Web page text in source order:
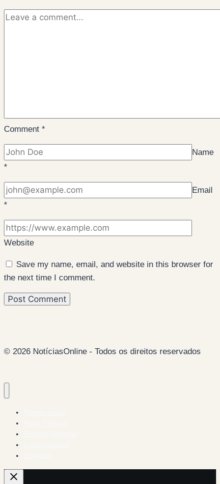
Comment *
Name
*
Email
*
Website
Save my name, email, and website in this browser for
the next time I comment.
© 2026 NotíciasOnline - Todos os direitos reservados